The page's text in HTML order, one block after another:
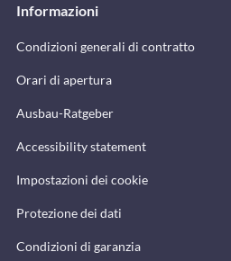
Informazioni
Condizioni generali di contratto
Orari di apertura
Ausbau-Ratgeber
Accessibility statement
Impostazioni dei cookie
Protezione dei dati
Condizioni di garanzia